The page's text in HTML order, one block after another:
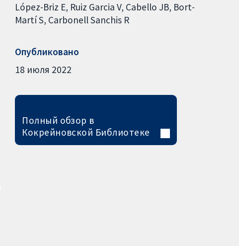
López-Briz E Ruiz Garcia V Cabello JB Bort-
Martí S Carbonell Sanchis R
Опубликовано
18 июля 2022
Полный обзор в
Кокрейновской Библиотеке